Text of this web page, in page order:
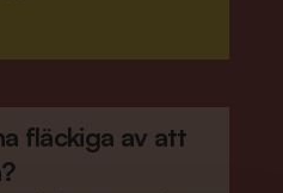
fläckiga av att